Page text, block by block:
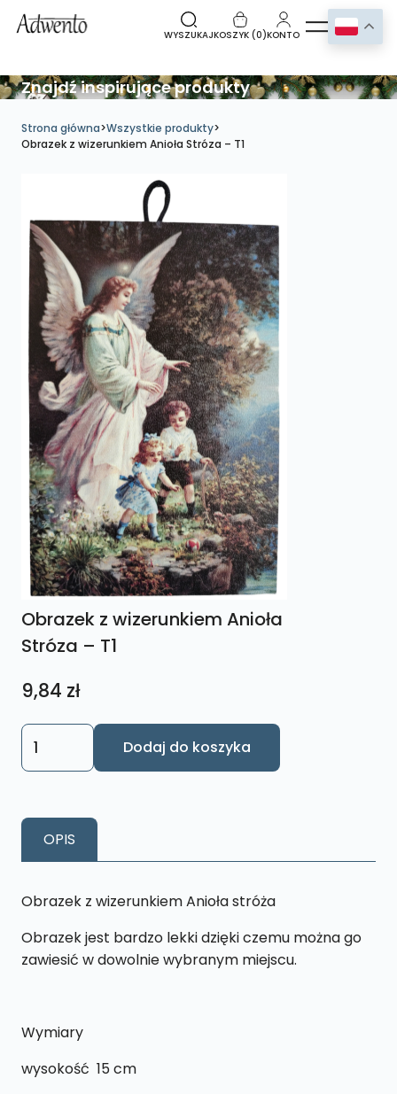
WYSZUKAJKOSZYK (0)KONTO
Znajdź inspirujące produkty
Strona główna>Wszystkie produkty>
Obrazek z wizerunkiem Anioła Stróza – T1
Obrazek z wizerunkiem Anioła
Stróza – T1
9,84 zł
ilość
Obrazek
Anioła
Stróza
T1
Dodaj do koszyka
OPIS
Obrazek z wizerunkiem Anioła stróża
Obrazek jest bardzo lekki dzięki czemu można go
zawiesić w dowolnie wybranym miejscu.
Wymiary
wysokość 15 cm